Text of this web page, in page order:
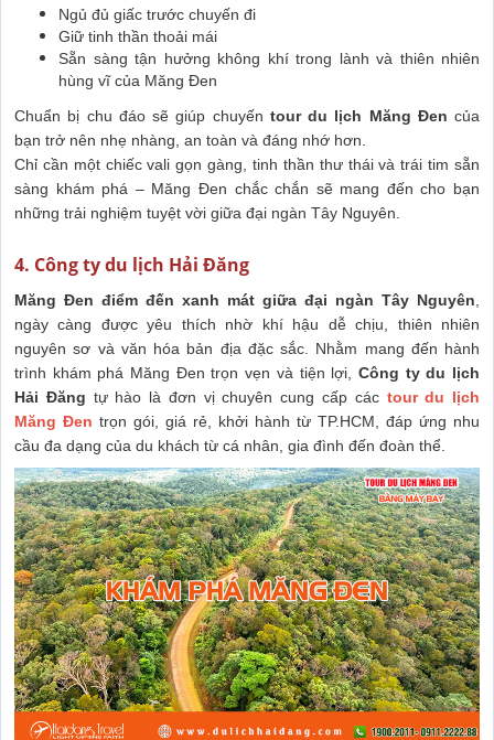
Ngủ đủ giấc trước chuyến đi
Giữ tinh thần thoải mái
Sẵn sàng tận hưởng không khí trong lành và thiên nhiên
hùng vĩ của Măng Đen
Chuẩn bị chu đáo sẽ giúp chuyến tour du lịch Măng Đen của
bạn trở nên nhẹ nhàng, an toàn và đáng nhớ hơn.
Chỉ cần một chiếc vali gọn gàng, tinh thần thư thái và trái tim sẵn
sàng khám phá – Măng Đen chắc chắn sẽ mang đến cho bạn
những trải nghiệm tuyệt vời giữa đại ngàn Tây Nguyên.
4. Công ty du lịch Hải Đăng
Măng Đen điểm đến xanh mát giữa đại ngàn Tây Nguyên
ngày càng được yêu thích nhờ khí hậu dễ chịu, thiên nhiên
nguyên sơ và văn hóa bản địa đặc sắc. Nhằm mang đến hành
trình khám phá Măng Đen trọn vẹn và tiện lợi, Công ty du lịch
Hải Đăng tự hào là đơn vị chuyên cung cấp các tour du lịch
Măng Đen trọn gói, giá rẻ, khởi hành từ TP.HCM, đáp ứng nhu
cầu đa dạng của du khách từ cá nhân, gia đình đến đoàn thể.